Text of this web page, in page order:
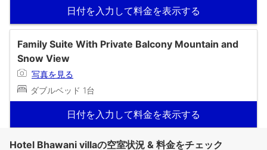
日付を入力して料金を表示する
Family Suite With Private Balcony Mountain and
Snow View
写真を見る
ダブルベッド 1台
日付を入力して料金を表示する
Hotel Bhawani villaの空室状況 & 料金をチェック